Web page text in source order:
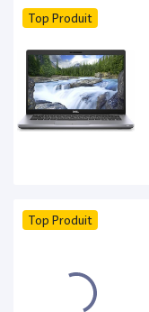
Top Produit
Top Produit